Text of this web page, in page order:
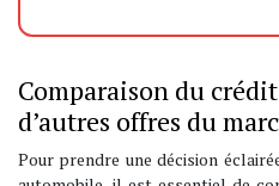
Comparaison du
d’autres offres du
Pour prendre une décision